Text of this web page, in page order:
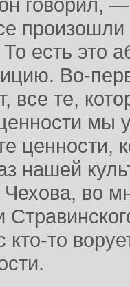
говорил,
есть это
Во-
все те,
мы
ценности,
нашей
во
кто-то